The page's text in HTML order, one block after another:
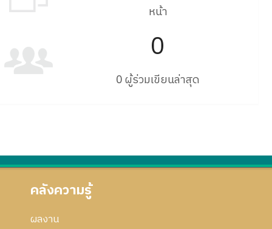
หน้า
0
0 ผู้ร่วมเขียนล่าสุด
คลังความรู้
ผลงาน